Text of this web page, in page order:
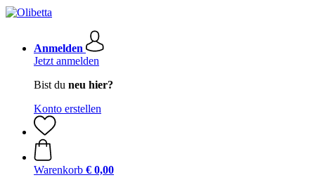
Anmelden
Jetzt anmelden
Bist du neu hier?
Konto erstellen
Warenkorb € 0,00